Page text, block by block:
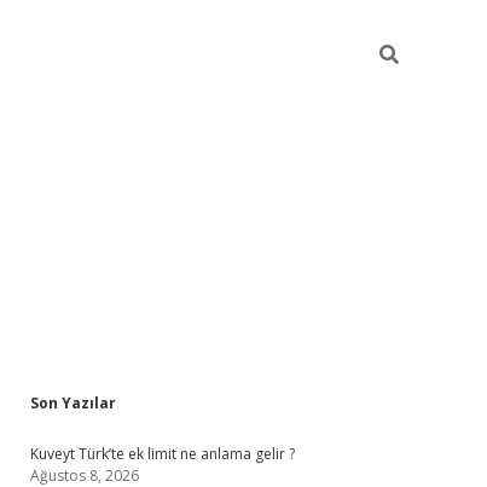
Sidebar
Son Yazılar
Kuveyt Türk’te ek limit ne anlama gelir ?
Ağustos 8, 2026